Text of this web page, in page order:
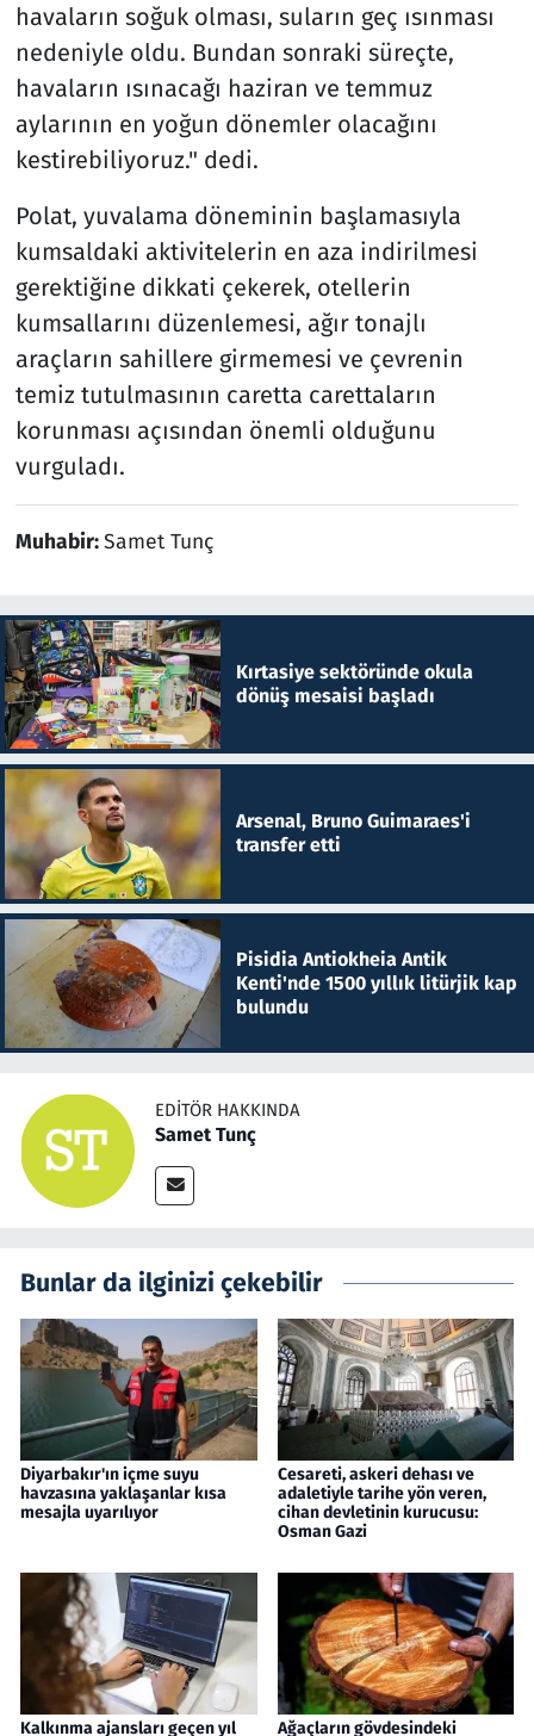
havaların soğuk olması, suların geç ısınması
nedeniyle oldu. Bundan sonraki süreçte,
havaların ısınacağı haziran ve temmuz
aylarının en yoğun dönemler olacağını
kestirebiliyoruz." dedi.
Polat, yuvalama döneminin başlamasıyla
kumsaldaki aktivitelerin en aza indirilmesi
gerektiğine dikkati çekerek, otellerin
kumsallarını düzenlemesi, ağır tonajlı
araçların sahillere girmemesi ve çevrenin
temiz tutulmasının caretta carettaların
korunması açısından önemli olduğunu
vurguladı.
Muhabir:Samet Tunç
Kırtasiye sektöründe okula
dönüş mesaisi başladı
Arsenal, Bruno Guimaraes'i
transfer etti
Pisidia Antiokheia Antik
Kenti'nde 1500 yıllık litürjik kap
bulundu
EDITÖR HAKKINDA
Samet Tunç
Bunlar da ilginizi çekebilir
Diyarbakır'ın içme suyu
havzasına yaklaşanlar kısa
mesajla uyarılıyor
Cesareti, askeri dehası ve
adaletiyle tarihe yön veren,
cihan devletinin kurucusu:
Osman Gazi
Kalkınma ajansları geçen yıl Ağaçların gövdesindeki